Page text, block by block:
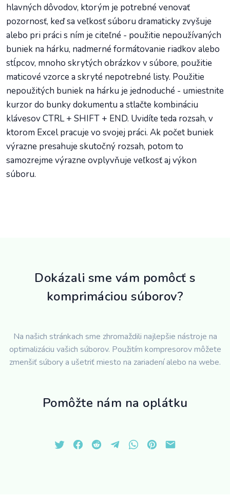
hlavných dôvodov, ktorým je potrebné venovať
pozornosť, keď sa veľkosť súboru dramaticky zvyšuje
alebo pri práci s ním je citeľné - použitie nepoužívaných
buniek na hárku, nadmerné formátovanie riadkov alebo
stĺpcov, mnoho skrytých obrázkov v súbore, použitie
maticové vzorce a skryté nepotrebné listy. Použitie
nepoužitých buniek na hárku je jednoduché - umiestnite
kurzor do bunky dokumentu a stlačte kombináciu
klávesov CTRL + SHIFT + END. Uvidíte teda rozsah, v
ktorom Excel pracuje vo svojej práci. Ak počet buniek
výrazne presahuje skutočný rozsah, potom to
samozrejme výrazne ovplyvňuje veľkosť aj výkon
súboru.
Dokázali sme vám pomôcť s
komprimáciou súborov?
Na našich stránkach sme zhromaždili najlepšie nástroje na
optimalizáciu vašich súborov. Použitím kompresorov môžete
zmenšiť súbory a ušetriť miesto na zariadení alebo na webe.
Pomôžte nám na oplátku